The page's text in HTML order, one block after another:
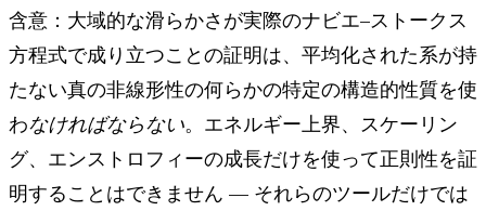
含意：大域的な滑らかさが実際のナビエ–ストークス
方程式で成り立つことの証明は、平均化された系が持
たない真の非線形性の何らかの特定の構造的性質を使
わなければならない。エネルギー上界、スケーリン
グ、エンストロフィーの成長だけを使って正則性を証
明することはできません — それらのツールだけでは